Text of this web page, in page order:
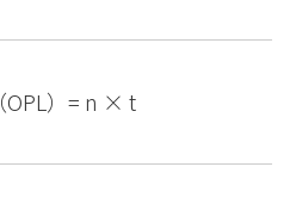
OPL）= n × t